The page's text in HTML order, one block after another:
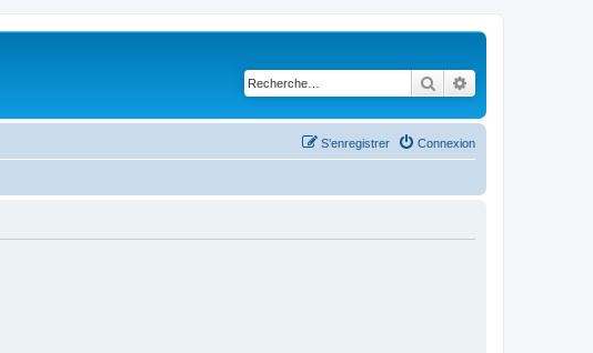
Rechercher
Connexion
S’enregistrer